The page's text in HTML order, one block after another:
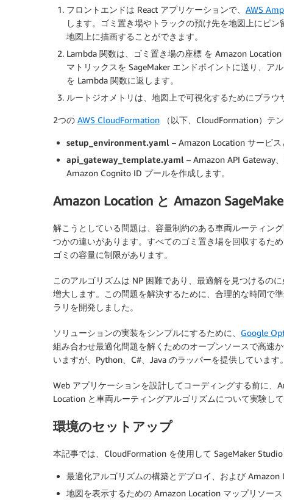
フロントエンドは React アプリケーションで、 AWS
します。ゴミ置き場やトラックの預け先を地図上にピ
地図上に描画することができます。
Lambda 関数は、ゴミ置き場の座標 を Amazon
マトリックスを SageMaker エンドポイントに送り、ア
を Lambda 関数に返します。
ルートジオメトリは、地図上で可視化するためにブラウ
2つの AWS CloudFormation （以下、CloudFormation）テ
setup_environment.yaml – Amazon Location サービス
api_gateway_template.yaml – Amazon API Gateway
Amazon Cognito ID プールを作成します。
Amazon Location と Amazon
解こうとしている問題は、容量制約のある車両ルーティン
つかの違いがあります。すべてのゴミ置き場を回収するた
ゴミの容量に制限があります。
このアルゴリズムは NP 困難であり、最適解を見つけるの
増大します。この問題を解決するために、合理的な時間で
ラリを開発しました。
ソリューションの実装をシンプルにするために、 Google
組み合わせ最適化問題を解くためのオープンソースで高速
いますが、Python、C#、Java のラッパーを提供しています。
Web アプリケーションを設計してコーディングする前に
Location と車両ルーティングアルゴリズムについて実験して
環境のセットアップ
本記事では、CloudFormation を使用して SageMaker
最適化アルゴリズムの構築とデプロイ、および
地図を表示するための Amazon Location マップリソース